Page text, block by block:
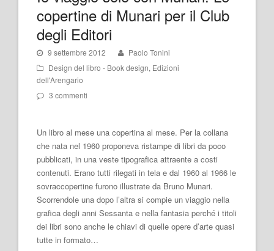
copertine di Munari per il Club
degli Editori
9 settembre 2012
Paolo Tonini
Design del libro - Book design, Edizioni
dell'Arengario
3 commenti
Un libro al mese una copertina al mese. Per la collana
che nata nel 1960 proponeva ristampe di libri da poco
pubblicati, in una veste tipografica attraente a costi
contenuti. Erano tutti rilegati in tela e dal 1960 al 1966 le
sovraccopertine furono illustrate da Bruno Munari.
Scorrendole una dopo l’altra si compie un viaggio nella
grafica degli anni Sessanta e nella fantasia perché i titoli
dei libri sono anche le chiavi di quelle opere d’arte quasi
tutte in formato…